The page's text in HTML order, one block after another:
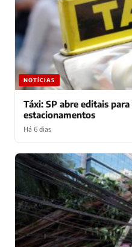
NOTÍCIAS
Táxi: SP abre editais para
estacionamentos
Há 6 dias